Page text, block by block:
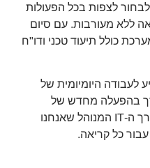
לצפות בכל הפעולות
ללא מעורבות. עם סיום
כולל תיעוד טכני ודו"ח
לעבודה היומיומית של
בהפעלה מחדש של
התחנה. השירות כלול כחלק ממערך ה-IT המנוהל שאנחנו
כל קריאה.